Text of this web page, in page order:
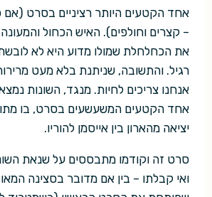
אחד הקטעים היותר רציניים בסרט
– קצרים וחולפים). האיש הכחול
את הכחלחלת שמולו מדוע היא לא
רגיל. והתשובה, שניתנת בלא מעט
אנחנו צריכים לחיות. מנגד, השונות
אחד הקטעים המשעשעים בסרט, בו
יציאה מהארון בין אייסמן להוריו.
סרט זה וקודמו מתבססים על שנאת
ואי קבלתו – בין אם מדובר בסצינה